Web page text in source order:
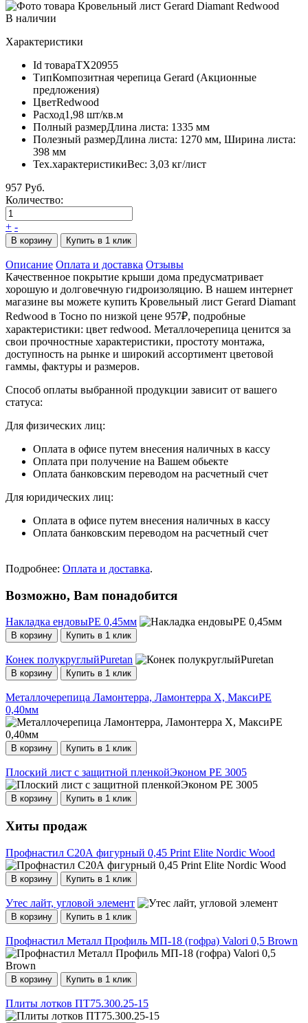
В наличии
Характеристики
Id товараТХ20955
ТипКомпозитная черепица Gerard (Акционные
предложения)
ЦветRedwood
Расход1,98 шт/кв.м
Полный размерДлина листа: 1335 мм
Полезный размерДлина листа: 1270 мм, Ширина листа:
398 мм
Тех.характеристикиВес: 3,03 кг/лист
957 Руб.
Количество:
+ -
В корзину Купить в 1 клик
Описание Оплата и доставка Отзывы
Качественное покрытие крыши дома предусматривает
хорошую и долговечную гидроизоляцию. В нашем интернет
магазине вы можете купить Кровельный лист Gerard Diamant
Redwood в Тосно по низкой цене 957₽, подробные
характеристики: цвет redwood. Металлочерепица ценится за
свои прочностные характеристики, простоту монтажа,
доступность на рынке и широкий ассортимент цветовой
гаммы, фактуры и размеров.
Способ оплаты выбранной продукции зависит от вашего
статуса:
Для физических лиц:
Оплата в офисе путем внесения наличных в кассу
Оплата при получение на Вашем обьекте
Оплата банковским переводом на расчетный счет
Для юридических лиц:
Оплата в офисе путем внесения наличных в кассу
Оплата банковским переводом на расчетный счет
Подробнее: Оплата и доставка.
Возможно, Вам понадобится
Накладка ендовыPE 0,45мм
В корзину Купить в 1 клик
Конек полукруглыйPuretan
В корзину Купить в 1 клик
Металлочерепица Ламонтерра, Ламонтерра X, МаксиPE
0,40мм
В корзину Купить в 1 клик
Плоский лист с защитной пленкойЭконом РЕ 3005
В корзину Купить в 1 клик
Хиты продаж
Профнастил С20А фигурный 0,45 Print Elite Nordic Wood
В корзину Купить в 1 клик
Утес лайт, угловой элемент
В корзину Купить в 1 клик
Профнастил Металл Профиль МП-18 (гофра) Valori 0,5 Brown
В корзину Купить в 1 клик
Плиты лотков ПТ75.300.25-15